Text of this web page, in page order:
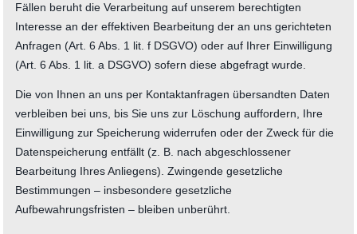
Fällen beruht die Verarbeitung auf unserem berechtigten
Interesse an der effektiven Bearbeitung der an uns gerichteten
Anfragen (Art. 6 Abs. 1 lit. f DSGVO) oder auf Ihrer Einwilligung
(Art. 6 Abs. 1 lit. a DSGVO) sofern diese abgefragt wurde.
Die von Ihnen an uns per Kontaktanfragen übersandten Daten
verbleiben bei uns, bis Sie uns zur Löschung auffordern, Ihre
Einwilligung zur Speicherung widerrufen oder der Zweck für die
Datenspeicherung entfällt (z. B. nach abgeschlossener
Bearbeitung Ihres Anliegens). Zwingende gesetzliche
Bestimmungen – insbesondere gesetzliche
Aufbewahrungsfristen – bleiben unberührt.